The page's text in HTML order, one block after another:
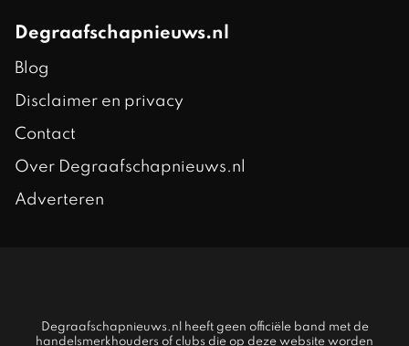
Degraafschapnieuws.nl
Blog
Disclaimer en privacy
Contact
Over Degraafschapnieuws.nl
Adverteren
Degraafschapnieuws.nl heeft geen officiële band met de
handelsmerkhouders of clubs die op deze website worden